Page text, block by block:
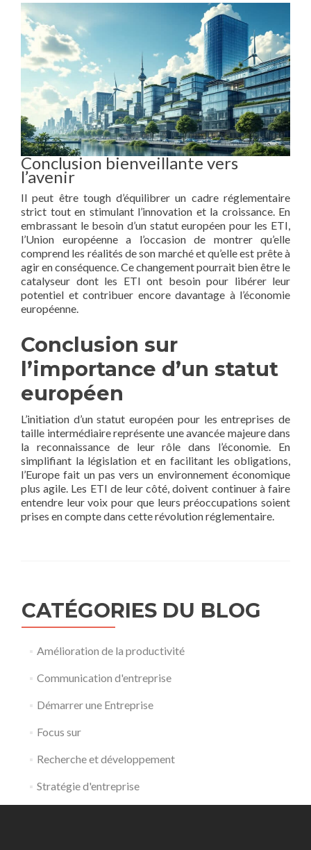
Conclusion bienveillante vers
l’avenir
Il peut être tough d’équilibrer un cadre réglementaire
strict tout en stimulant l’innovation et la croissance. En
embrassant le besoin d’un statut européen pour les ETI,
l’Union européenne a l’occasion de montrer qu’elle
comprend les réalités de son marché et qu’elle est prête à
agir en conséquence. Ce changement pourrait bien être le
catalyseur dont les ETI ont besoin pour libérer leur
potentiel et contribuer encore davantage à l’économie
européenne.
Conclusion sur
l’importance d’un statut
européen
L’initiation d’un statut européen pour les entreprises de
taille intermédiaire représente une avancée majeure dans
la reconnaissance de leur rôle dans l’économie. En
simplifiant la législation et en facilitant les obligations,
l’Europe fait un pas vers un environnement économique
plus agile. Les ETI de leur côté, doivent continuer à faire
entendre leur voix pour que leurs préoccupations soient
prises en compte dans cette révolution réglementaire.
CATÉGORIES DU BLOG
Amélioration de la productivité
Communication d'entreprise
Démarrer une Entreprise
Focus sur
Recherche et développement
Stratégie d'entreprise